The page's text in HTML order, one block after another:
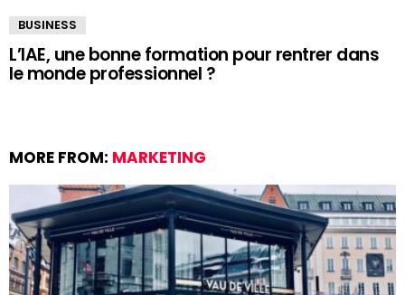
BUSINESS
L’IAE, une bonne formation pour rentrer dans
le monde professionnel ?
MORE FROM: MARKETING